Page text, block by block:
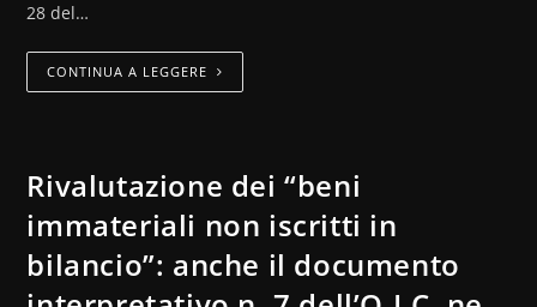
28 del…
CONTINUA A LEGGERE
Rivalutazione dei “beni
immateriali non iscritti in
bilancio”: anche il documento